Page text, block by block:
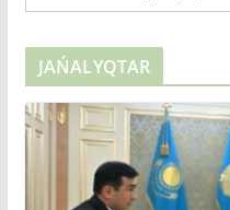
JAŃALYQTAR